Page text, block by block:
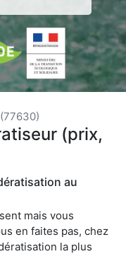
(prix,
au
mais vous
en faites pas, chez
la plus